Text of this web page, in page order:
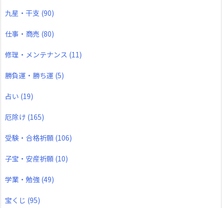
九星・干支 (90)
仕事・商売 (80)
修理・メンテナンス (11)
勝負運・勝ち運 (5)
占い (19)
厄除け (165)
受験・合格祈願 (106)
子宝・安産祈願 (10)
学業・勉強 (49)
宝くじ (95)